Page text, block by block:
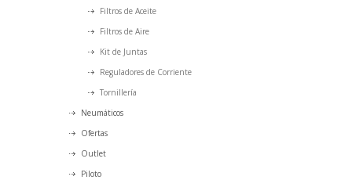
Filtros de Aceite
Filtros de Aire
Kit de Juntas
Reguladores de Corriente
Tornillería
Neumáticos
Ofertas
Outlet
Piloto